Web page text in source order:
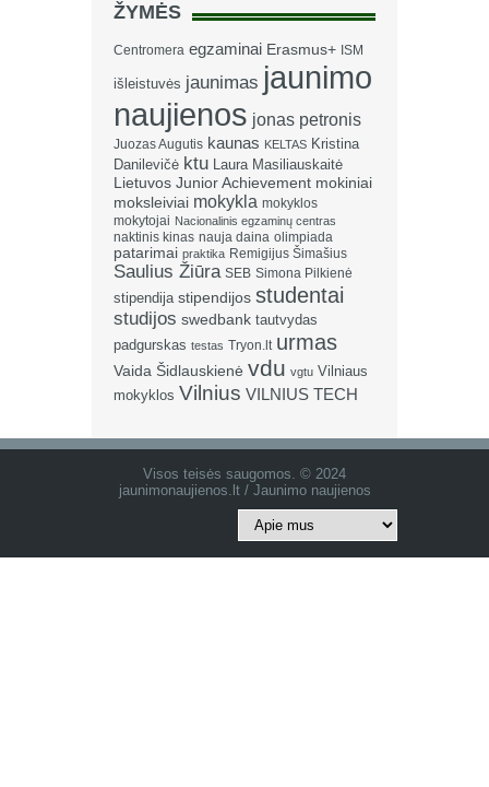
ŽYMĖS
Centromera egzaminai Erasmus+ ISM
išleistuvės jaunimas jaunimo
naujienos jonas petronis
Juozas Augutis kaunas KELTAS Kristina
Danilevičė ktu Laura Masiliauskaitė
Lietuvos Junior Achievement mokiniai
moksleiviai mokykla mokyklos
mokytojai Nacionalinis egzaminų centras
naktinis kinas nauja daina olimpiada
patarimai praktika Remigijus Šimašius
Saulius Žiūra SEB Simona Pilkienė
stipendija stipendijos studentai
studijos swedbank tautvydas
padgurskas testas Tryon.lt urmas
Vaida Šidlauskienė vdu vgtu Vilniaus
mokyklos Vilnius VILNIUS TECH
Visos teisės saugomos. © 2024
jaunimonaujienos.lt / Jaunimo naujienos